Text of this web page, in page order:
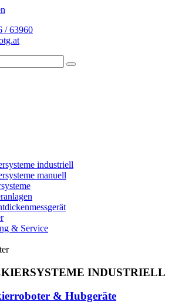
/ 63960
industriell
manuell
& Service
INDUSTRIELL
& Hubgeräte